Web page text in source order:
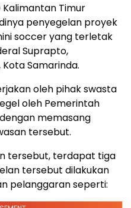
Kalimantan Timur
penyegelan proyek
soccer yang terletak
Suprapto,
Samarinda.
oleh pihak swasta
oleh Pemerintah
memasang
tersebut.
tersebut, terdapat tiga
tersebut dilakukan
pelanggaran seperti: